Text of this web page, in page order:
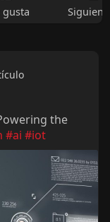
gusta
the
#ai #iot